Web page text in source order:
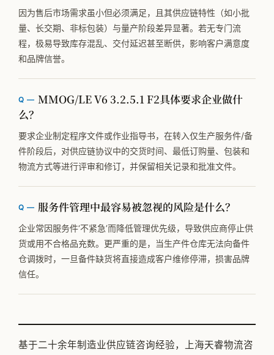
因为售后市场需求虽小但必须满足，且其供应链特性（如小批
量、长交期、非标包装）与量产阶段差异显著。若无专门流
程，极易导致库存混乱、交付延迟甚至断供，影响客户满意度
和品牌信誉。
MMOG/LE V6 3.2.5.1 F2具体要求企业做什
么？
要求企业制定程序文件或作业指导书，在转入仅生产服务件/备
件阶段后，对供应链协议中的交货时间、最低订购量、包装和
物流方式等进行评审和修订，并保留相关记录和批准文件。
服务件管理中最容易被忽视的风险是什么？
企业常因服务件‘不紧急’而降低管理优先级，导致供应商停止供
货或用不合格品充数。更严重的是，当生产件仓库无法向备件
仓调拨时，一旦备件缺货将直接造成客户维修停滞，损害品牌
信任。
基于二十余年制造业供应链咨询经验，上海天睿物流咨